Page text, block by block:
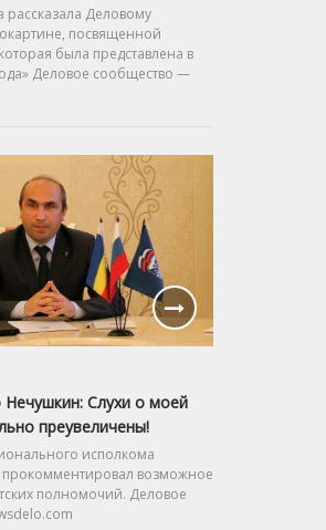
Деловому
посвященной
была представлена в
Деловое сообщество —
Нечушкин: Слухи о моей
преувеличены!
исполкома
возможное
полномочий. Деловое